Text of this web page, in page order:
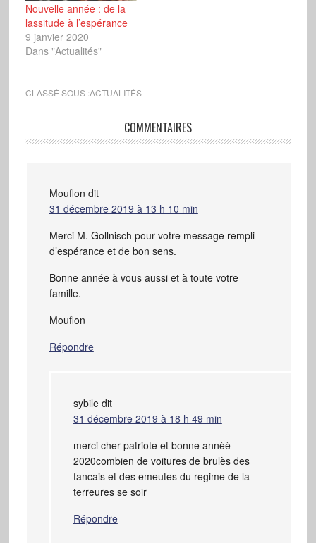
Nouvelle année : de la
lassitude à l’espérance
9 janvier 2020
Dans "Actualités"
CLASSÉ SOUS :ACTUALITÉS
COMMENTAIRES
Mouflon dit
31 décembre 2019 à 13 h 10 min
Merci M. Gollnisch pour votre message rempli
d’espérance et de bon sens.
Bonne année à vous aussi et à toute votre
famille.
Mouflon
Répondre
sybile dit
31 décembre 2019 à 18 h 49 min
merci cher patriote et bonne annèè
2020combien de voitures de brulès des
fancais et des emeutes du regime de la
terreures se soir
Répondre